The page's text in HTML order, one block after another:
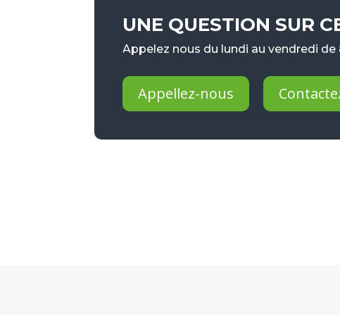
UNE QUESTION SUR
Appelez nous du lundi au vendredi de
Appellez-nous